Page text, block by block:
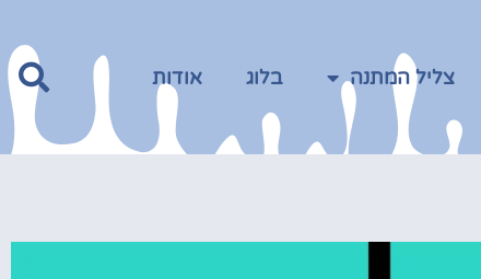
צליל המתנה בלוג אודות